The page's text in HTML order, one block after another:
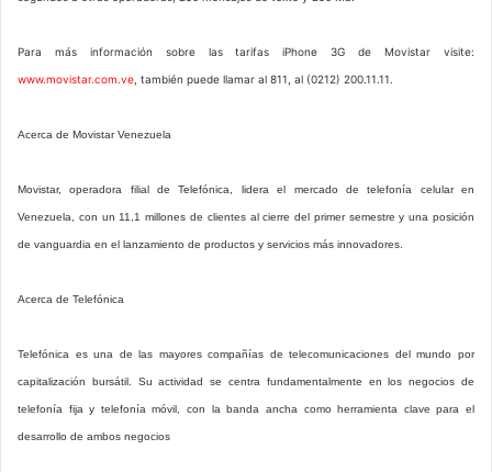
Para más información sobre las tarifas iPhone 3G de Movistar visite:
www.movistar.com.ve , también puede llamar al 811, al (0212) 200.11.11.
Acerca de Movistar Venezuela
Movistar, operadora filial de Telefónica, lidera el mercado de telefonía celular en
Venezuela, con un 11,1 millones de clientes al cierre del primer semestre y una posición
de vanguardia en el lanzamiento de productos y servicios más innovadores.
Acerca de Telefónica
Telefónica es una de las mayores compañías de telecomunicaciones del mundo por
capitalización bursátil. Su actividad se centra fundamentalmente en los negocios de
telefonía fija y telefonía móvil, con la banda ancha como herramienta clave para el
desarrollo de ambos negocios